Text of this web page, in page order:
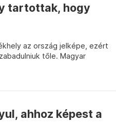
tartottak, hogy
az ország jelképe, ezért
tőle. Magyar
ahhoz képest a